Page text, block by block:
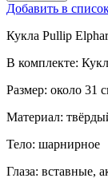
Добавить в
Кукла Pullip
В комплекте:
Размер: около 31
Материал:
Тело: шарнирное
Глаза: вставные,